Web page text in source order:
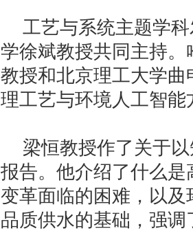
工艺与系统主题学
学徐斌教授共同主持
教授和北京理工大学
理工艺与环境人工智
梁恒教授作了关于
报告。他介绍了什么
变革面临的困难，以
品质供水的基础，强